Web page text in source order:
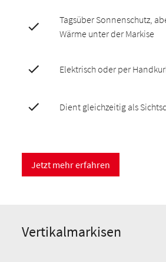
Tagsüber Sonnenschutz,
Wärme unter der Markise
Elektrisch oder per
Dient gleichzeitig als
Jetzt mehr erfahren
Vertikalmarkisen